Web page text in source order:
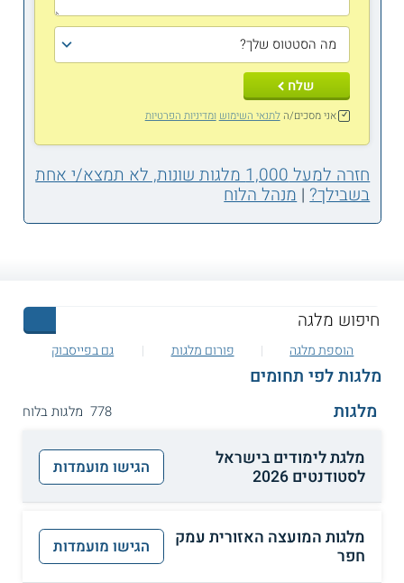
שלח
אני מסכים/הלתנאי השימוש ומדיניות הפרטיות
חזרה למעל 1,000 מלגות שונות, לא תמצא/י אחת
בשבילך?|מנהל הלוח
הוספת מלגה פורום מלגות גם בפייסבוק
מלגות לפי תחומים
מלגות
778 מלגות בלוח
מלגת לימודים בישראל
לסטודנטים 2026
הגישו מועמדות
מלגות המועצה האזורית עמק
חפר
הגישו מועמדות